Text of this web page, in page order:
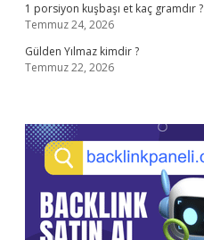
1 porsiyon kuşbaşı et kaç gramdır ?
Temmuz 24, 2026
Gülden Yılmaz kimdir ?
Temmuz 22, 2026